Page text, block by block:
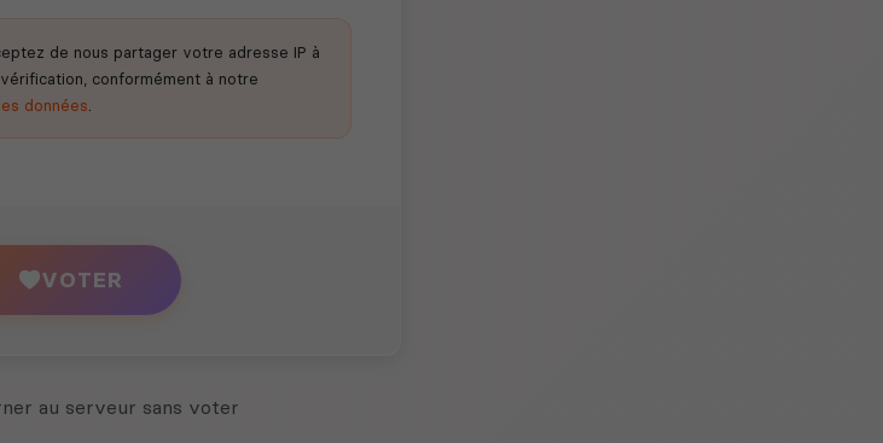
de nous partager votre adresse IP à
conformément à notre
données.
VOTER
au serveur sans voter